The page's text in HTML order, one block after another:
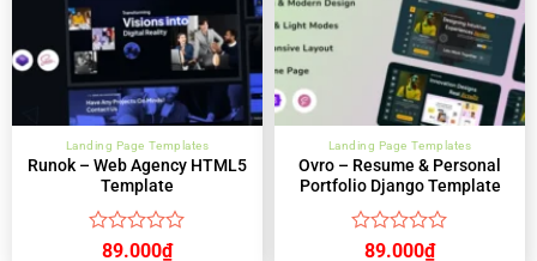
Landing Page Templates
Runok – Web Agency HTML5
Template
Được
89.000₫
Landing Page Templates
Ovro – Resume & Personal
Portfolio Django Template
Được
89.000₫